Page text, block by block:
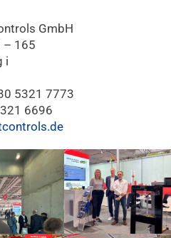
GmbH
– 165
i
5321 7773
6696